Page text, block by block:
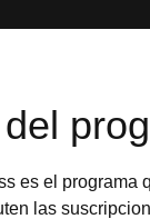
es el programa
las